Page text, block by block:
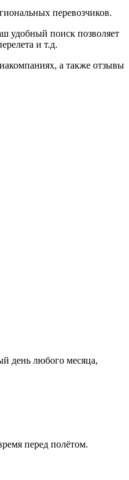
перевозчиков.
удобный поиск позволяет
и т.д.
а также отзывы
день любого месяца,
перед полётом.